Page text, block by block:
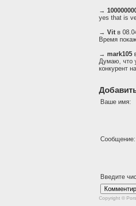
→
yes that is
→ Vitв
Время
→ mark105
Думаю, что
конкурент
Ваше имя:
Сообщение:
Введите
Copyright ©